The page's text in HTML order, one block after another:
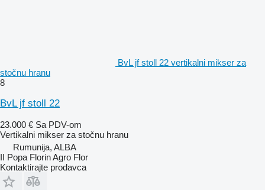
BvL jf stoll 22 vertikalni mikser za
stočnu hranu
8
BvL jf stoll 22
23.000 € Sa PDV-om
Vertikalni mikser za stočnu hranu
Rumunija, ALBA
II Popa Florin Agro Flor
Kontaktirajte prodavca